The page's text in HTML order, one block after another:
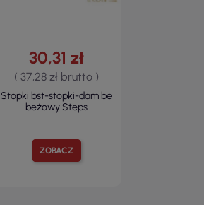
ZOBACZ
30,31 zł
( 37,28 zł brutto )
Stopki bst-stopki-dam be
beżowy Steps